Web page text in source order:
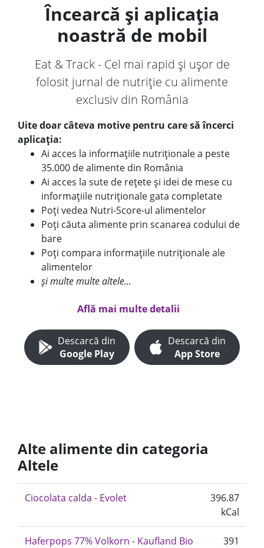
Încearcă și aplicația
noastră de mobil
Eat & Track - Cel mai rapid și ușor de
folosit jurnal de nutriție cu alimente
exclusiv din România
Uite doar câteva motive pentru care să încerci
aplicația:
Ai acces la informațiile nutriționale a peste
35.000 de alimente din România
Ai acces la sute de rețete și idei de mese cu
informațiile nutriționale gata completate
Poți vedea Nutri-Score-ul alimentelor
Poți căuta alimente prin scanarea codului de
bare
Poți compara informațiile nutriționale ale
alimentelor
și multe multe altele...
Află mai multe detalii
Descarcă din
Google Play
Descarcă din
App Store
Alte alimente din categoria
Altele
Ciocolata calda - Evolet
396.87
kCal
Haferpops 77% Volkorn - Kaufland Bio
391